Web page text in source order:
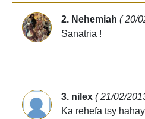
2. Nehemiah ( 20/
Sanatria !
3. nilex ( 21/02/
Ka rehefa tsy